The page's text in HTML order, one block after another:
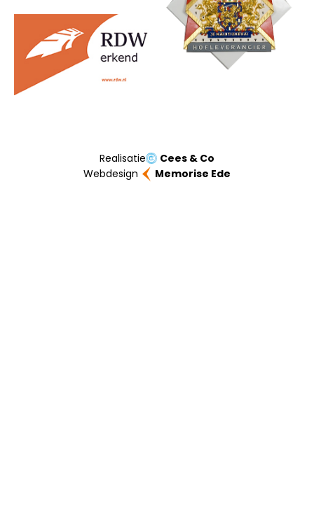
Realisatie
Cees & Co
Webdesign
Memorise Ede